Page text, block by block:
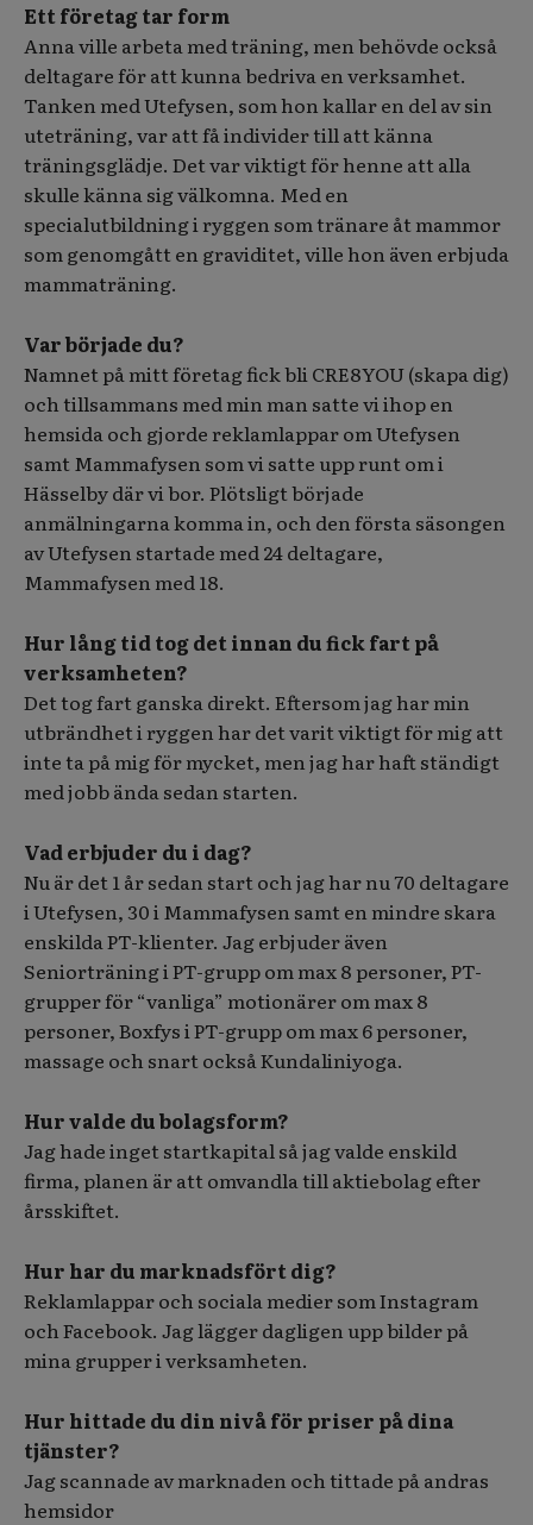
Ett företag tar form
Anna ville arbeta med träning, men behövde också
deltagare för att kunna bedriva en verksamhet.
Tanken med Utefysen, som hon kallar en del av sin
uteträning, var att få individer till att känna
träningsglädje. Det var viktigt för henne att alla
skulle känna sig välkomna. Med en
specialutbildning i ryggen som tränare åt mammor
som genomgått en graviditet, ville hon även erbjuda
mammaträning.
Var började du?
Namnet på mitt företag fick bli CRE8YOU (skapa dig)
och tillsammans med min man satte vi ihop en
hemsida och gjorde reklamlappar om Utefysen
samt Mammafysen som vi satte upp runt om i
Hässelby där vi bor. Plötsligt började
anmälningarna komma in, och den första säsongen
av Utefysen startade med 24 deltagare,
Mammafysen med 18.
Hur lång tid tog det innan du fick fart på
verksamheten?
Det tog fart ganska direkt. Eftersom jag har min
utbrändhet i ryggen har det varit viktigt för mig att
inte ta på mig för mycket, men jag har haft ständigt
med jobb ända sedan starten.
Vad erbjuder du i dag?
Nu är det 1 år sedan start och jag har nu 70 deltagare
i Utefysen, 30 i Mammafysen samt en mindre skara
enskilda PT-klienter. Jag erbjuder även
Seniorträning i PT-grupp om max 8 personer, PT-
grupper för “vanliga” motionärer om max 8
personer, Boxfys i PT-grupp om max 6 personer,
massage och snart också Kundaliniyoga.
Hur valde du bolagsform?
Jag hade inget startkapital så jag valde enskild
firma, planen är att omvandla till aktiebolag efter
årsskiftet.
Hur har du marknadsfört dig?
Reklamlappar och sociala medier som Instagram
och Facebook. Jag lägger dagligen upp bilder på
mina grupper i verksamheten.
Hur hittade du din nivå för priser på dina
tjänster?
Jag scannade av marknaden och tittade på andras
hemsidor